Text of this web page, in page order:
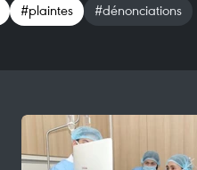
#plaintes #dénonciations